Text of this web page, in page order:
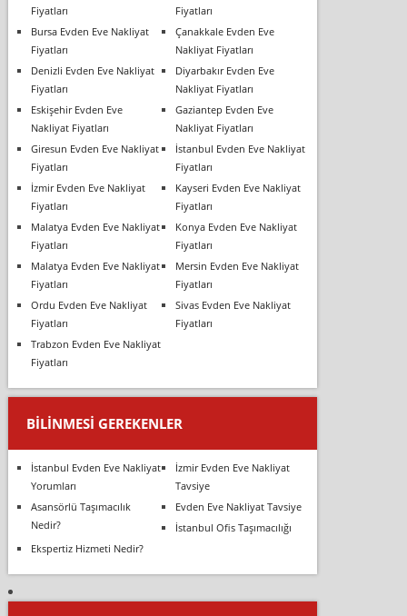
Fiyatları
Fiyatları
Bursa Evden Eve Nakliyat
Fiyatları
Çanakkale Evden Eve
Nakliyat Fiyatları
Denizli Evden Eve Nakliyat
Fiyatları
Diyarbakır Evden Eve
Nakliyat Fiyatları
Eskişehir Evden Eve
Nakliyat Fiyatları
Gaziantep Evden Eve
Nakliyat Fiyatları
Giresun Evden Eve Nakliyat
Fiyatları
İstanbul Evden Eve Nakliyat
Fiyatları
İzmir Evden Eve Nakliyat
Fiyatları
Kayseri Evden Eve Nakliyat
Fiyatları
Malatya Evden Eve Nakliyat
Fiyatları
Konya Evden Eve Nakliyat
Fiyatları
Malatya Evden Eve Nakliyat
Fiyatları
Mersin Evden Eve Nakliyat
Fiyatları
Ordu Evden Eve Nakliyat
Fiyatları
Sivas Evden Eve Nakliyat
Fiyatları
Trabzon Evden Eve Nakliyat
Fiyatları
BILINMESI GEREKENLER
İstanbul Evden Eve Nakliyat
Yorumları
İzmir Evden Eve Nakliyat
Tavsiye
Asansörlü Taşımacılık
Nedir?
Evden Eve Nakliyat Tavsiye
İstanbul Ofis Taşımacılığı
Ekspertiz Hizmeti Nedir?